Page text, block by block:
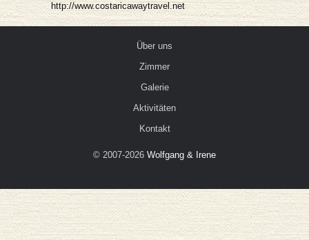
http://www.costaricawaytravel.net
Über uns
Zimmer
Galerie
Aktivitäten
Kontakt
© 2007-2026 Wolfgang & Irene